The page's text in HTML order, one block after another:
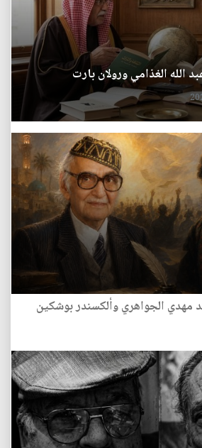
الله الغذامي ورولان بارت
الجواهري وألكسندر بوشكين